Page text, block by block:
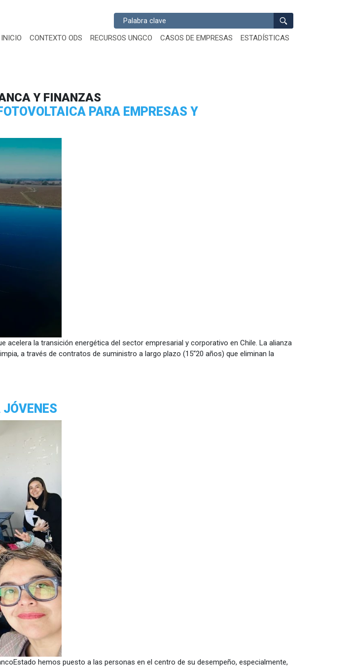
Buscar
INICIO CONTEXTO ODS RECURSOS UNGCO CASOS DE EMPRESAS ESTADÍSTICAS
Y FINANZAS
PARA EMPRESAS Y
acelera la transición energética del sector empresarial y corporativo en Chile. La alianza
a través de contratos de suministro a largo plazo (15“20 años) que eliminan la
hemos puesto a las personas en el centro de su desempeño, especialmente,